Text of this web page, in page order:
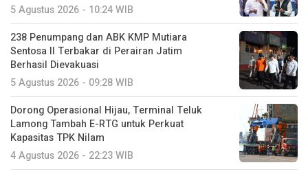
5 Agustus 2026 - 10:24 WIB
238 Penumpang dan ABK KMP Mutiara
Sentosa II Terbakar di Perairan Jatim
Berhasil Dievakuasi
5 Agustus 2026 - 09:28 WIB
Dorong Operasional Hijau, Terminal Teluk
Lamong Tambah E-RTG untuk Perkuat
Kapasitas TPK Nilam
4 Agustus 2026 - 22:23 WIB